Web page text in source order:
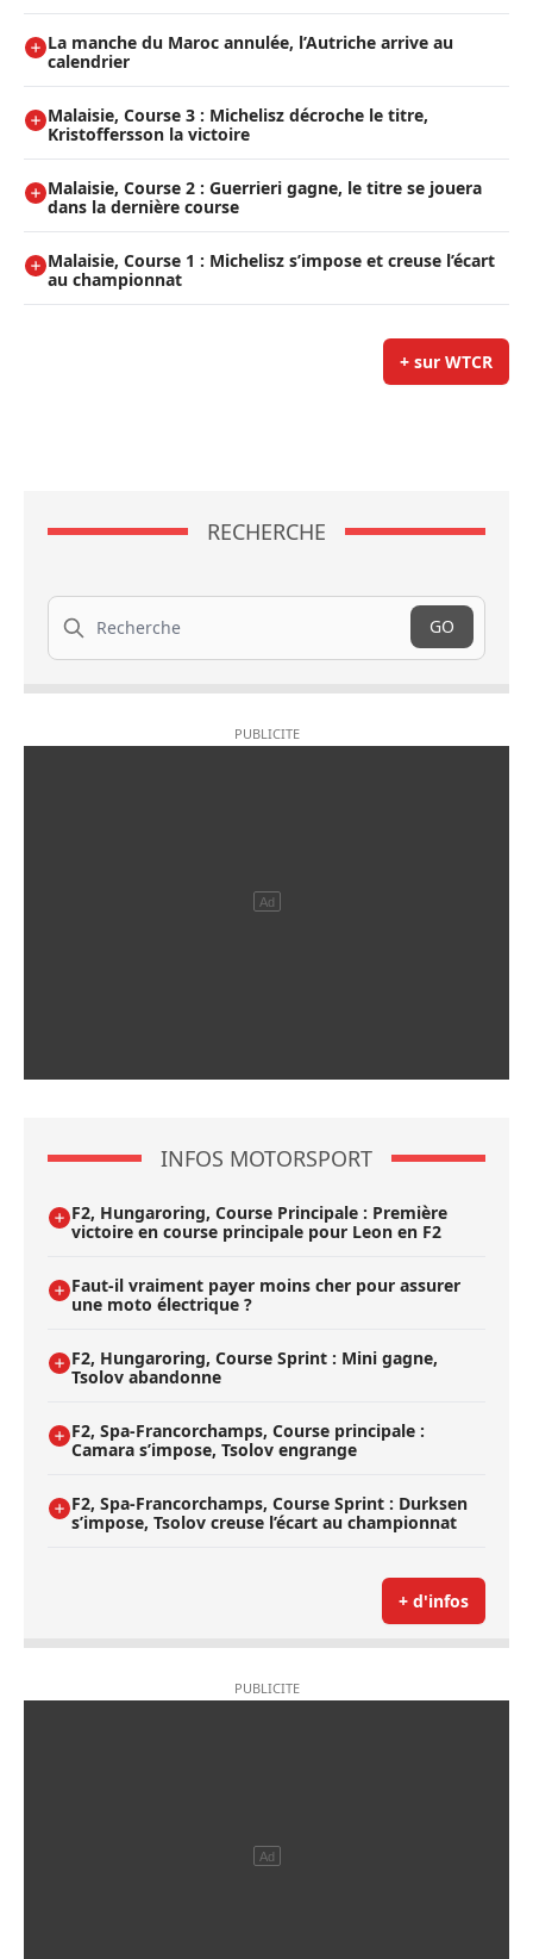
La manche du Maroc annulée, l’Autriche arrive au
calendrier
Malaisie, Course 3 : Michelisz décroche le titre,
Kristoffersson la victoire
Malaisie, Course 2 : Guerrieri gagne, le titre se jouera
dans la dernière course
Malaisie, Course 1 : Michelisz s’impose et creuse l’écart
au championnat
+ sur WTCR
RECHERCHE
Recherche
GO
INFOS MOTORSPORT
F2, Hungaroring, Course Principale : Première
victoire en course principale pour Leon en F2
Faut-il vraiment payer moins cher pour assurer
une moto électrique ?
F2, Hungaroring, Course Sprint : Mini gagne,
Tsolov abandonne
F2, Spa-Francorchamps, Course principale :
Camara s’impose, Tsolov engrange
F2, Spa-Francorchamps, Course Sprint : Durksen
s’impose, Tsolov creuse l’écart au championnat
+ d'infos